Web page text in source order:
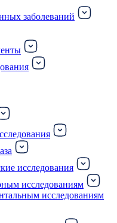
заболеваний
исследования
исследованиям
исследованиям